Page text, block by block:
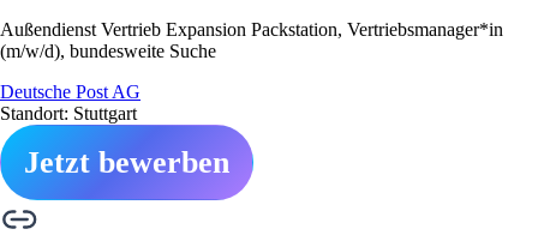
Außendienst Vertrieb Expansion Packstation, Vertriebsmanager*in
(m/w/d), bundesweite Suche
Deutsche Post AG
Standort: Stuttgart
Jetzt bewerben